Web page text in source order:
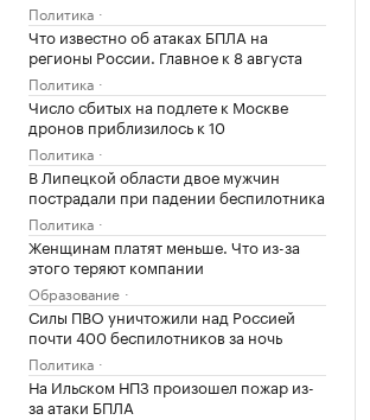
Политика
Что известно об атаках БПЛА на
регионы России. Главное к 8 августа
Политика
Число сбитых на подлете к Москве
дронов приблизилось к 10
Политика
В Липецкой области двое мужчин
пострадали при падении беспилотника
Политика
Женщинам платят меньше. Что из-за
этого теряют компании
Образование
Силы ПВО уничтожили над Россией
почти 400 беспилотников за ночь
Политика
На Ильском НПЗ произошел пожар из-
за атаки БПЛА